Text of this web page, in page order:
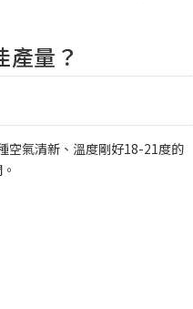
產量？
空氣清新、溫度剛好18-21度的